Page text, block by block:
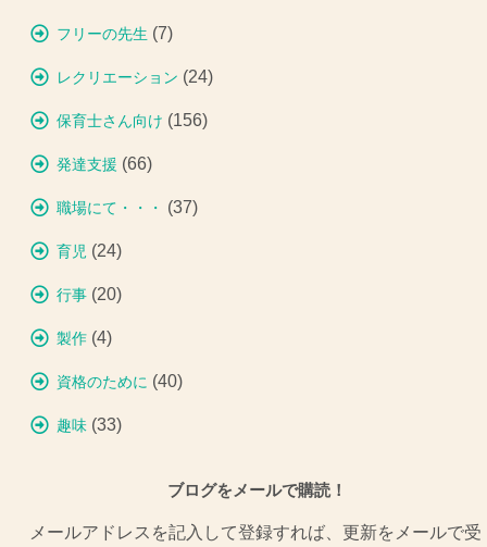
フリーの先生 (7)
レクリエーション (24)
保育士さん向け (156)
発達支援 (66)
職場にて・・・ (37)
育児 (24)
行事 (20)
製作 (4)
資格のために (40)
趣味 (33)
ブログをメールで購読！
メールアドレスを記入して登録すれば、更新をメールで受